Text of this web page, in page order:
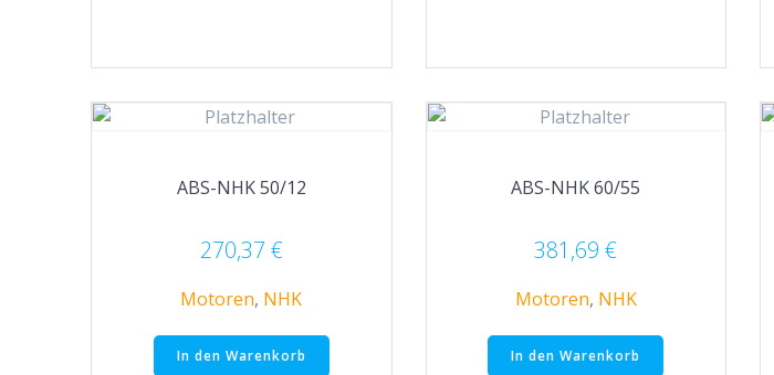
ABS-NHK 50/12
270,37 €
Motoren, NHK
In den Warenkorb
ABS-NHK 60/55
381,69€
Motoren, NHK
In den Warenkorb